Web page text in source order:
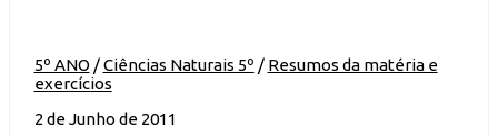
5º ANO /Ciências Naturais 5º / Resumos da matéria e
exercícios
2 de Junho de 2011